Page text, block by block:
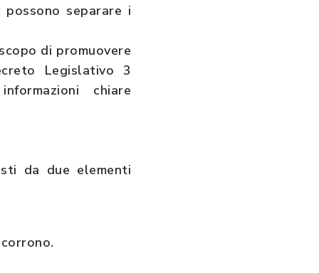
separare i
di promuovere
Legislativo 3
chiare
da due elementi